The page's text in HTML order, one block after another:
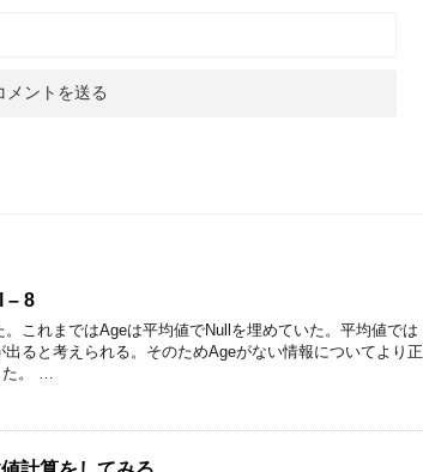
– 8
これまではAgeは平均値でNullを埋めていた。平均値では
ると考えられる。そのためAgeがない情報についてより正
た。 …